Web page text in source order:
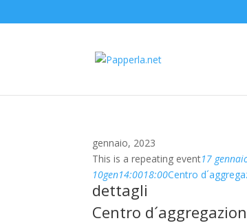
gennaio, 2023
This is a repeating event17
10gen14:0018:00Centro
dettagli
Centro